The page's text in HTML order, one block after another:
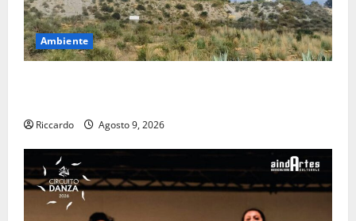
Ambiente
Riccardo Agosto 9, 2026